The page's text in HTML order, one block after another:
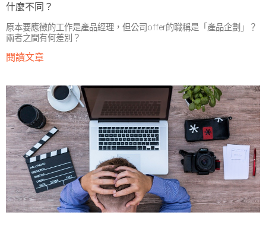
什麼不同？
原本要應徵的工作是產品經理，但公司offer的職稱是「產品企劃」？
兩者之間有何差別？
閱讀文章